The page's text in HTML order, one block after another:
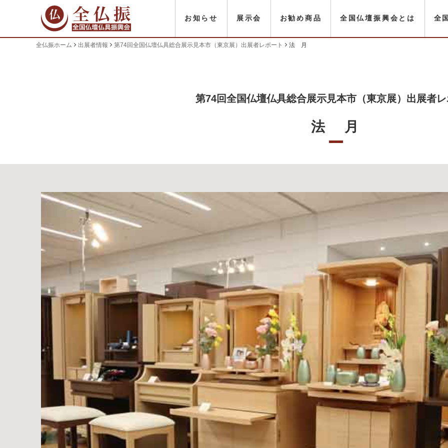
お知らせ 展示会 お勧め商品 全国仏壇振興会とは 全
全仏振ホーム 出展者情報 第74回全国仏壇仏具総合展示見本市（東京展）出展者レポート 法 月
第74回全国仏壇仏具総合展示見本市（東京展）出展者
法 月